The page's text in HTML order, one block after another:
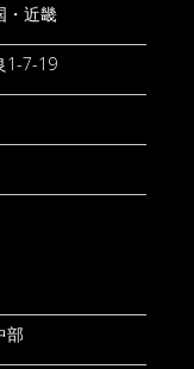
・近畿
1-7-19
部